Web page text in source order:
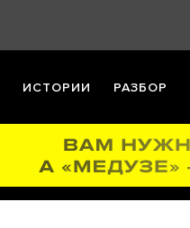
ИСТОРИИ РАЗБОР